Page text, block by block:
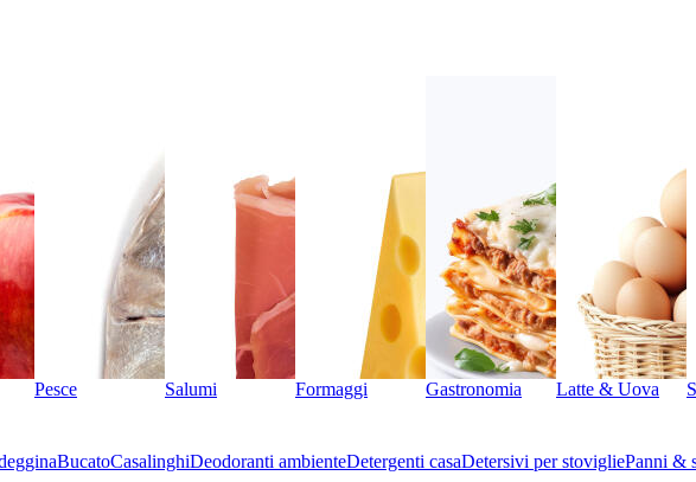
Pesce Salumi Formaggi Gastronomia Latte & Uova
BucatoCasalinghiDeodoranti ambienteDetergenti casaDetersivi per stovigliePanni &